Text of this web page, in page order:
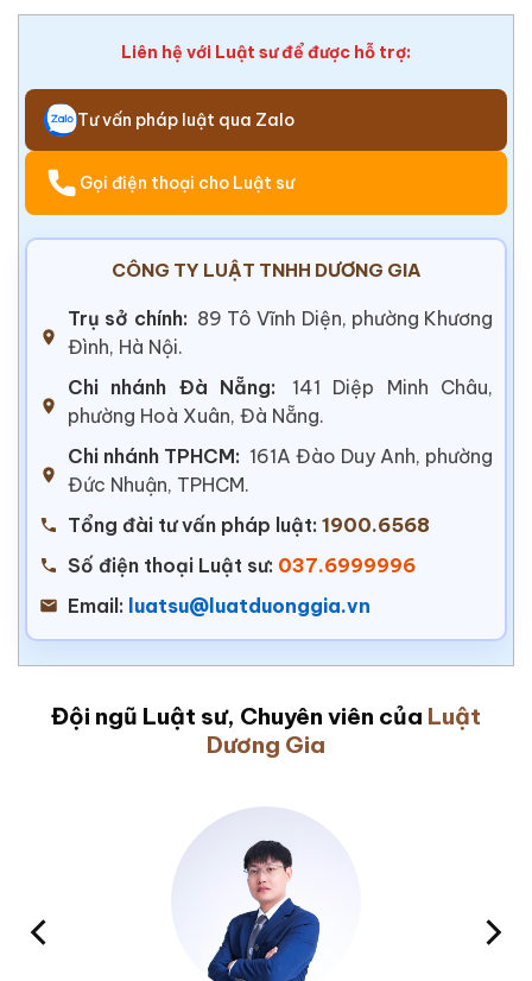
Liên hệ với Luật sư để được hỗ trợ:
Tư vấn pháp luật qua Zalo
Gọi điện thoại cho Luật sư
CÔNG TY LUẬT TNHH DƯƠNG GIA
Trụ sở chính: 89 Tô Vĩnh Diện, phường Khương
Đình, Hà Nội.
Chi nhánh Đà Nẵng:
141 Diệp Minh Châu,
phường Hoà Xuân, Đà Nẵng.
Chi nhánh TPHCM: 161A Đào Duy Anh, phường
Đức Nhuận, TPHCM.
Tổng đài tư vấn pháp luật: 1900.6568
Số điện thoại Luật sư: 037.6999996
Email: luatsu@luatduonggia.vn
Đội ngũ Luật sư, Chuyên viên của Luật
Dương Gia